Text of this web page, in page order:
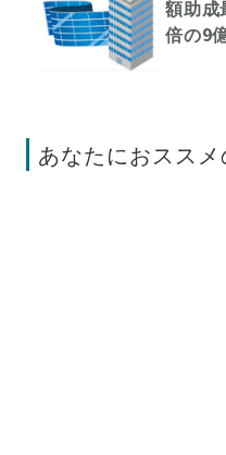
額助
倍の9
あなたにおスス